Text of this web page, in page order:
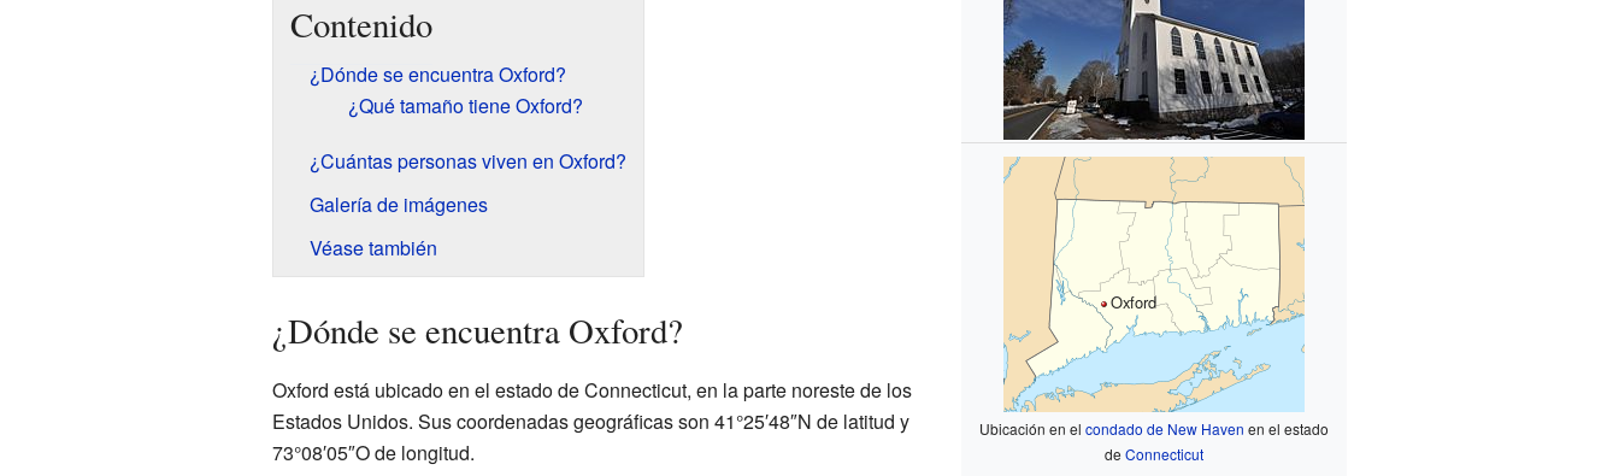
Oxford
Ubicación en elcondado de New Haven en el estado
deConnecticut
Contenido
¿Dónde se encuentra Oxford?
¿Qué tamaño tiene Oxford?
¿Cuántas personas viven en Oxford?
Galería de imágenes
Véase también
¿Dónde se encuentra Oxford?
Oxford está ubicado en el estado de Connecticut, en la parte noreste de los
Estados Unidos. Sus coordenadas geográficas son 41°25′48″N de latitud y
73°08′05″O de longitud.